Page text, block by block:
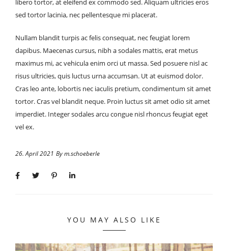
sed tortor lacinia, nec pellentesque mi placerat.
Nullam blandit turpis ac felis consequat, nec feugiat lorem
dapibus. Maecenas cursus, nibh a sodales mattis, erat metus
maximus mi, ac vehicula enim orci ut massa. Sed posuere nisl ac
risus ultricies, quis luctus urna accumsan. Ut at euismod dolor.
Cras leo ante, lobortis nec iaculis pretium, condimentum sit amet
tortor. Cras vel blandit neque. Proin luctus sit amet odio sit amet
imperdiet. Integer sodales arcu congue nisl rhoncus feugiat eget
vel ex.
26. April 2021 Bym.schoeberle
YOU MAY ALSO LIKE